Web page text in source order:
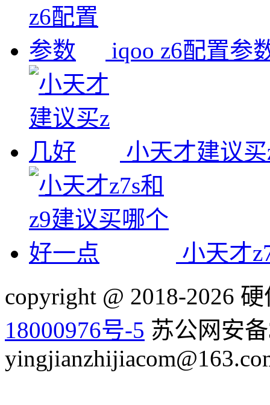
iqoo z6配置参
小天才建议
小天才
copyright @ 2018-2026
18000976号-5 苏公网安